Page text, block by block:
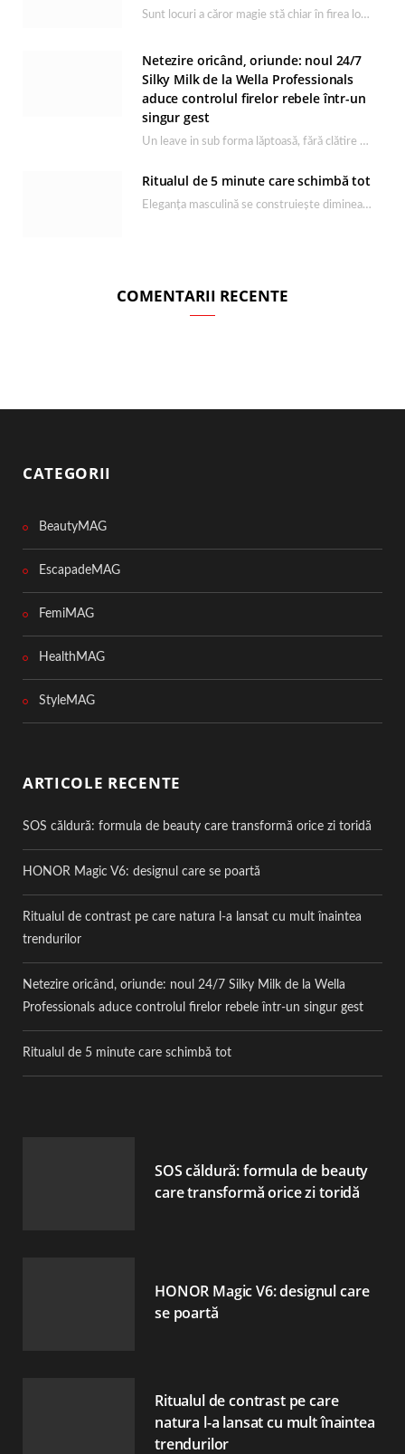
Sunt locuri a căror magie stă chiar în firea lor naturală, iar Lacul Ursu din…
Netezire oricând, oriunde: noul 24/7
Silky Milk de la Wella Professionals
aduce controlul firelor rebele într-un
singur gest
Un leave in sub forma lăptoasă, fără clătire care completează rutina Ultimate Smooth și transformă…
Ritualul de 5 minute care schimbă tot
Eleganța masculină se construiește dimineața, în câteva minute și cu produsele potrivite. O rutină de…
COMENTARII RECENTE
CATEGORII
BeautyMAG
EscapadeMAG
FemiMAG
HealthMAG
StyleMAG
ARTICOLE RECENTE
SOS căldură: formula de beauty care transformă orice zi toridă
HONOR Magic V6: designul care se poartă
Ritualul de contrast pe care natura l-a lansat cu mult înaintea
trendurilor
Netezire oricând, oriunde: noul 24/7 Silky Milk de la Wella
Professionals aduce controlul firelor rebele într-un singur gest
Ritualul de 5 minute care schimbă tot
SOS căldură: formula de beauty
care transformă orice zi toridă
HONOR Magic V6: designul care
se poartă
Ritualul de contrast pe care
natura l-a lansat cu mult înaintea
trendurilor